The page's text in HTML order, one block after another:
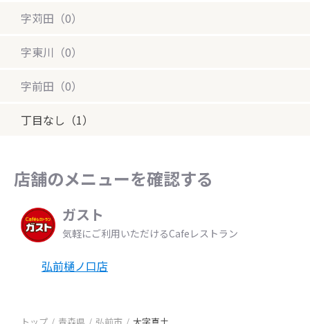
字苅田（0）
字東川（0）
字前田（0）
丁目なし（1）
店舗のメニューを確認する
ガスト
気軽にご利用いただけるCafeレストラン
弘前樋ノ口店